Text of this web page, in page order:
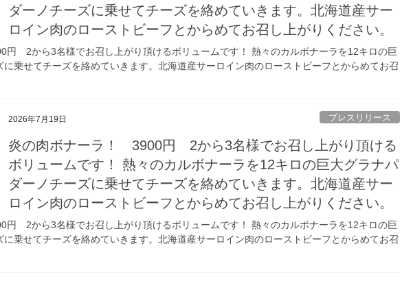
ダーノチーズに乗せてチーズを絡めていきます。北海道産サー
ロイン肉のローストビーフとからめてお召し上がりください。
2から3名様でお召し上がり頂けるボリュームです！ 熱々のカルボナーラを12キロの巨
に乗せてチーズを絡めていきます。北海道産サーロイン肉のローストビーフとからめてお召
2026年7月19日 プレスリリース
炎の肉ボナーラ！ 3900円 2から3名様でお召し上がり頂ける
ボリュームです！ 熱々のカルボナーラを12キロの巨大グラナパ
ダーノチーズに乗せてチーズを絡めていきます。北海道産サー
ロイン肉のローストビーフとからめてお召し上がりください。
2から3名様でお召し上がり頂けるボリュームです！ 熱々のカルボナーラを12キロの巨
に乗せてチーズを絡めていきます。北海道産サーロイン肉のローストビーフとからめてお召